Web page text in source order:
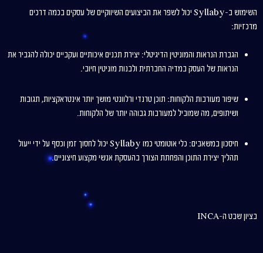
השימוש ב-Syllaby יכול לשפר את הביצועים השיווקיים של עסקים בכמה דרכים
מרכזיות:
הגברת הנראות והמוניטין הדיגיטלי: יצירת תכנים איכותיים ועקביים יכולה להגביר את
הנראות של העסק במדיה החברתית ולבנות מוניטין חיובי.
שיפור מעורבות הלקוחות: תוכן טרנדי ורלוונטי מושך יותר אינטראקציות, תגובות
ושיתופים, מה שמוביל למעורבות גבוהה יותר של הלקוחות.
חיסכון במשאבים: כלי אוטומטי כמו Syllaby יכול לחסוך זמן וכסף על ידי ייעול
תהליך יצירת התוכן והפחתת הצורך בהעסקת אנשי מקצוע חיצוניים.
בציון שבט ה-INCA